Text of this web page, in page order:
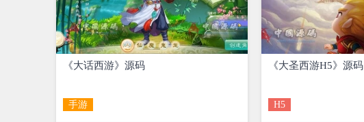
《大话西游》源码
手游
《大圣西游H5》源码
H5